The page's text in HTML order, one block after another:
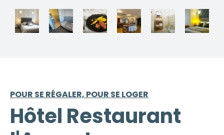
POUR SE RÉGALER, POUR SE LOGER
Hôtel Restaurant